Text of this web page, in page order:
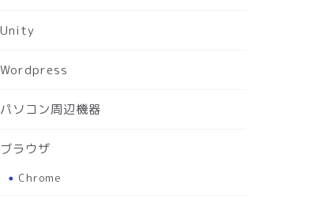
Unity
Wordpress
パソコン周辺機器
ブラウザ
Chrome